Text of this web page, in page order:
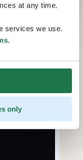
at any time.
services we use.
.
only